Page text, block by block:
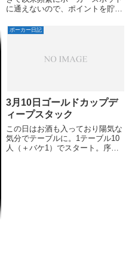
に通えないので、ポイントを貯め
出ずに一発サテ系に出てます。と
ト、JAPANOPEN POK...
ポーカー日記
3月10日ゴールドカップデ
ィープスタック
この日はお酒も入っており陽気な
気分でテーブルに。1テーブル10
人（＋バケ1）でスタート。序盤